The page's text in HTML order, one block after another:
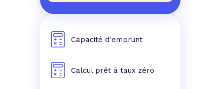
Capacité d'emprunt
Calcul prêt à taux zéro